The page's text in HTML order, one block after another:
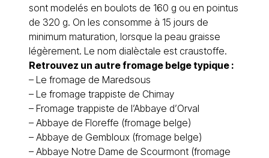
sont modelés en boulots de 160 g ou en pointus
de 320 g. On les consomme à 15 jours de
minimum maturation, lorsque la peau graisse
légèrement. Le nom dialèctale est craustoffe.
Retrouvez un autre fromage belge typique :
– Le fromage de Maredsous
– Le fromage trappiste de Chimay
– Fromage trappiste de l’Abbaye d’Orval
– Abbaye de Floreffe (fromage belge)
– Abbaye de Gembloux (fromage belge)
– Abbaye Notre Dame de Scourmont (fromage